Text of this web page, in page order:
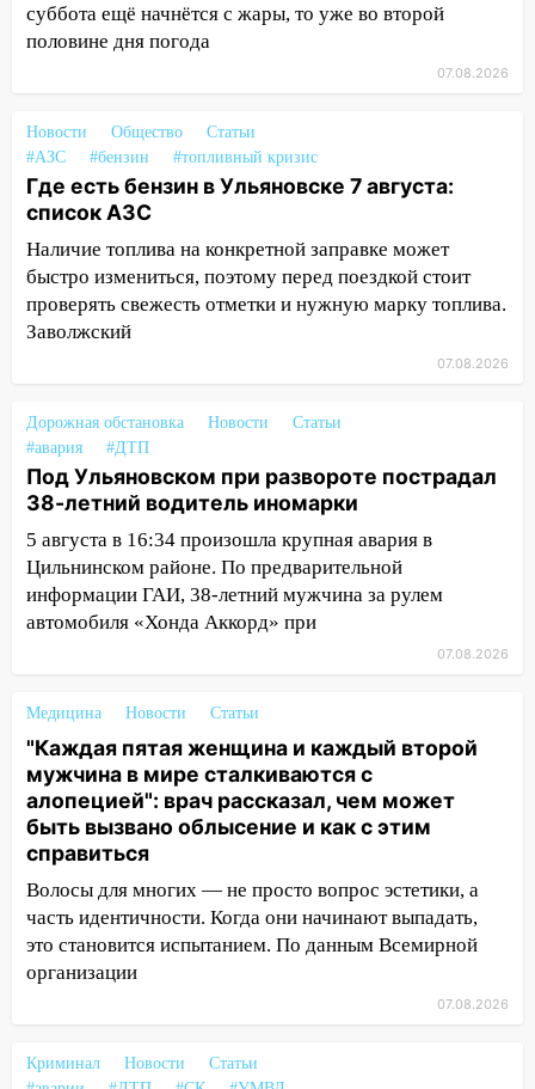
матч «Волги» под открытым небом
16:12 В Ульяновском госуниверситете
разработают отечественный прибор для
15:47 Ульяновцы могут вернуть деньги
за абонементы закрывшегося фитнес-
клуба «Рекорд-Fitness»
15:34 После вмешательства
прокуратуры в селах Ульяновской
области привели в порядок детские
площадки
15:08
В Кузоватово после прокурорской
проверки обновили разметку на
пешеходных переходах
14:40 На проспекте Гая в Ульяновске
запретили остановку автомобилей на
50-метровом участке
14:22 В Новом городе 8 августа пройдет
большой фестиваль «Наше время» с
«Мураками»
14:04 Жару смоет ливнями: прогноз
погоды в Ульяновской области на
выходные 8-9 августа
13:30 В Ульяновске транспортные
полицейские проведут акцию «Час
пассажира»
13:20 В Ульяновске за один день
обокрали женщину на пляже и
выбросил из машины страйкбольную
суббота ещё начнётся с жары, то уже во второй
половине дня погода
07.08.2026
Новости Общество
Статьи
#АЗС
#бензин #топливный кризис
Где есть бензин в Ульяновске 7 августа:
список АЗС
Наличие топлива на конкретной заправке может
быстро измениться, поэтому перед поездкой стоит
проверять свежесть отметки и нужную марку топлива.
Заволжский
07.08.2026
Дорожная обстановка Новости
Статьи
#авария
#ДТП
Под Ульяновском при развороте пострадал
38-летний водитель иномарки
5 августа в 16:34 произошла крупная авария в
Цильнинском районе. По предварительной
информации ГАИ, 38-летний мужчина за рулем
автомобиля «Хонда Аккорд» при
07.08.2026
Медицина Новости Статьи
"Каждая пятая женщина и каждый второй
мужчина в мире сталкиваются с
алопецией": врач рассказал, чем может
быть вызвано облысение и как с этим
справиться
Волосы для многих — не просто вопрос эстетики, а
часть идентичности. Когда они начинают выпадать,
это становится испытанием. По данным Всемирной
организации
07.08.2026
Криминал Новости
Статьи